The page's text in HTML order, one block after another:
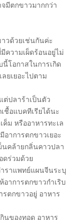
มีตกขาวมากกว่า
วด้วยเช่นกันค่ะ
ความเผ็ดร้อนอยู่ไม่
โอกาสในการเกิด
ยเยอะไปตาม
ต่ปลาร้าเป็นตัว
ชื้อแบคทีเรียได้นะ
ค็ม หรืออาหารทะเล
าการตกขาวเยอะ
นคล้ายกลิ่นคาวปลา
ดร่วมด้วย
ราแพทย์แผนจีนระบุ
าการตกขาวกำเริบ
รตกขาวอยู่ อาหาร
นของทอด อาหาร